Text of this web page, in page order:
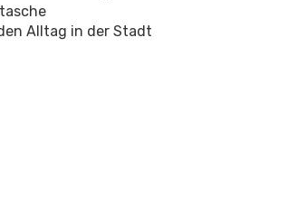
Alltag in der Stadt